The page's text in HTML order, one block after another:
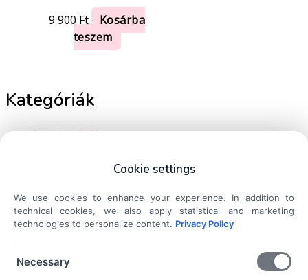
9 900 Ft
Kosárba
teszem
Kategóriák
Ezüst gyűrűk
Ezüst fülbevalók
Dokumentumok
Általános Szerződési Feltételek
Cookie settings
We use cookies to enhance your experience. In addition to
technical cookies, we also apply statistical and marketing
technologies to personalize content. Privacy Policy
Necessary